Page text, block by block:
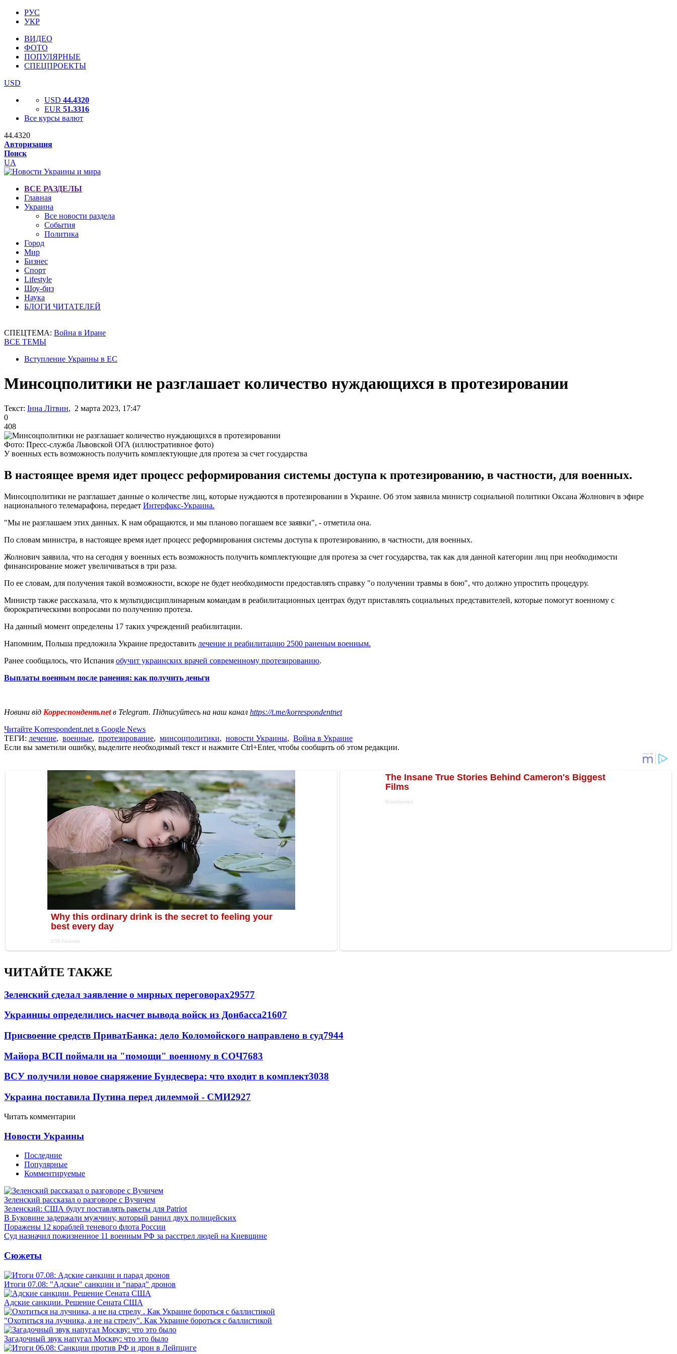
РУС
УКР
ВИДЕО
ФОТО
ПОПУЛЯРНЫЕ
СПЕЦПРОЕКТЫ
USD
USD 44.4320
EUR 51.3316
Все курсы валют
44.4320
Авторизация
Поиск
UA
ВСЕ РАЗДЕЛЫ
Главная
Украина
Все новости раздела
События
Политика
Город
Мир
Бизнес
Спорт
Lifestyle
Шоу-биз
Наука
БЛОГИ ЧИТАТЕЛЕЙ
СПЕЦТЕМА: Война в Иране
ВСЕ ТЕМЫ
Вступление Украины в ЕС
Минсоцполитики не разглашает количество нуждающихся в протезировании
Текст: Інна Літвин, 2 марта 2023, 17:47
0
408
Фото: Пресс-служба Львовской ОГА (иллюстративное фото)
У военных есть возможность получить комплектующие для протеза за счет государства
В настоящее время идет процесс реформирования системы доступа к протезированию, в частности, для военных.
Минсоцполитики не разглашает данные о количестве лиц, которые нуждаются в протезировании в Украине. Об этом заявила министр социальной политики Оксана Жолнович в эфире
национального телемарафона, передает Интерфакс-Украина.
"Мы не разглашаем этих данных. К нам обращаются, и мы планово погашаем все заявки", - отметила она.
По словам министра, в настоящее время идет процесс реформирования системы доступа к протезированию, в частности, для военных.
Жолнович заявила, что на сегодня у военных есть возможность получить комплектующие для протеза за счет государства, так как для данной категории лиц при необходимости
финансирование может увеличиваться в три раза.
По ее словам, для получения такой возможности, вскоре не будет необходимости предоставлять справку "о получении травмы в бою", что должно упростить процедуру.
Министр также рассказала, что к мультидисциплинарным командам в реабилитационных центрах будут приставлять социальных представителей, которые помогут военному с
бюрократическими вопросами по получению протеза.
На данный момент определены 17 таких учреждений реабилитации.
Напомним, Польша предложила Украине предоставить лечение и реабилитацию 2500 раненым военным.
Ранее сообщалось, что Испания обучит украинских врачей современному протезированию.
Выплаты военным после ранения: как получить деньги
Новини від Корреспондент.netв Telegram. Підписуйтесь на наш канал https://t.me/korrespondentnet
Читайте Korrespondent.net в Google News
ТЕГИ: лечение, военные, протезирование, минсоцполитики, новости Украины, Война в Украине
Если вы заметили ошибку, выделите необходимый текст и нажмите Ctrl+Enter, чтобы сообщить об этом редакции.
ЧИТАЙТЕ ТАКЖЕ
Зеленский сделал заявление о мирных переговорах29577
Украинцы определились насчет вывода войск из Донбасса21607
Присвоение средств ПриватБанка: дело Коломойского направлено в суд7944
Майора ВСП поймали на "помощи" военному в СОЧ7683
ВСУ получили новое снаряжение Бундесвера: что входит в комплект3038
Украина поставила Путина перед дилеммой - СМИ2927
Читать комментарии
Новости Украины
Последние
Популярные
Комментируемые
Зеленский рассказал о разговоре с Вучичем
Зеленский: США будут поставлять ракеты для Patriot
В Буковине задержали мужчину, который ранил двух полицейских
Поражены 12 кораблей теневого флота России
Суд назначил пожизненное 11 военным РФ за расстрел людей на Киевщине
Сюжеты
Итоги 07.08: "Адские" санкции и "парад" дронов
Адские санкции. Решение Сената США
"Охотиться на лучника, а не на стрелу". Как Украине бороться с баллистикой
Загадочный звук напугал Москву: что это было